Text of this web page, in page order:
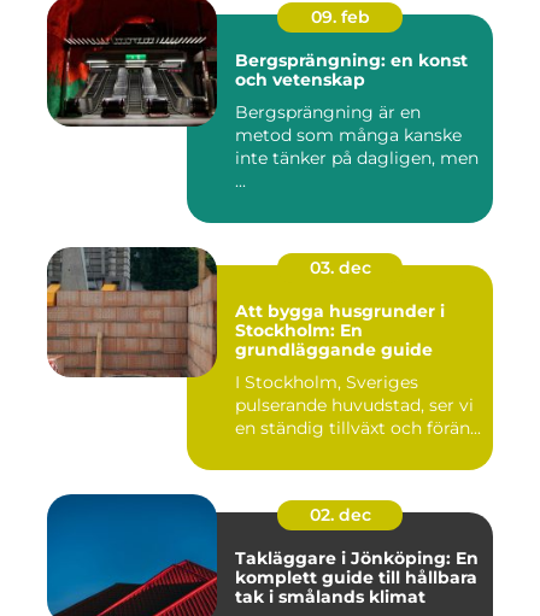
09. feb
Bergsprängning: en konst
och vetenskap
Bergsprängning är en
metod som många kanske
inte tänker på dagligen, men
...
03. dec
Att bygga husgrunder i
Stockholm: En
grundläggande guide
I Stockholm, Sveriges
pulserande huvudstad, ser vi
en ständig tillväxt och förän...
02. dec
Takläggare i Jönköping: En
komplett guide till hållbara
tak i smålands klimat